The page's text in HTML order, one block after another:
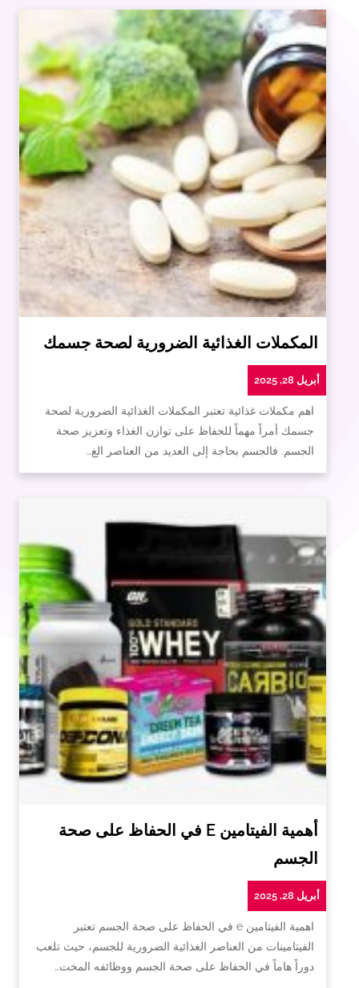
المكملات الغذائية الضرورية لصحة جسمك
أبريل 28, 2025
اهم مكملات غذائية تعتبر المكملات الغذائية الضرورية لصحة
جسمك أمراً مهماً للحفاظ على توازن الغذاء وتعزيز صحة
الجسم. فالجسم بحاجة إلى العديد من العناصر الغ…
أهمية الفيتامين E في الحفاظ على صحة
الجسم
أبريل 28, 2025
اهمية الفيتامين e في الحفاظ على صحة الجسم تعتبر
الفيتامينات من العناصر الغذائية الضرورية للجسم، حيث تلعب
دوراً هاماً في الحفاظ على صحة الجسم ووظائفه المخت…